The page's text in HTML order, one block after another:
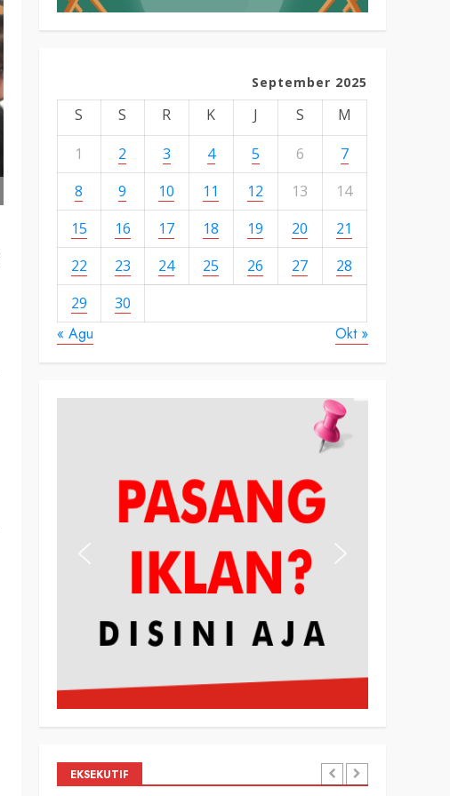
September 2025
S S R K J S
M
1
2 3 4 5 6
7
8
9 10 11 12 13
14
15
16 17 18 19 20
21
22
23 24 25 26 27
28
29
30
« Agu Okt »
EKSEKUTIF